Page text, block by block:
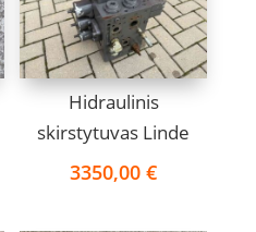
Hidraulinis
skirstytuvas Linde
3350,00€